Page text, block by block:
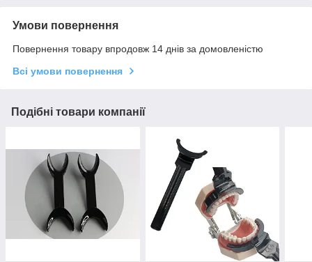
Умови повернення
Повернення товару впродовж 14 днів за домовленістю
Всі умови повернення
Подібні товари компанії